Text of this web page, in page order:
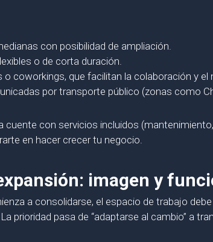
con posibilidad de ampliación.
o de corta duración.
coworkings, que facilitan la colaboración y el
por transporte público (zonas como
cuente con servicios incluidos
en hacer crecer tu negocio.
imagen y
a consolidarse, el espacio de trabajo
prioridad pasa de “adaptarse al cambio” a